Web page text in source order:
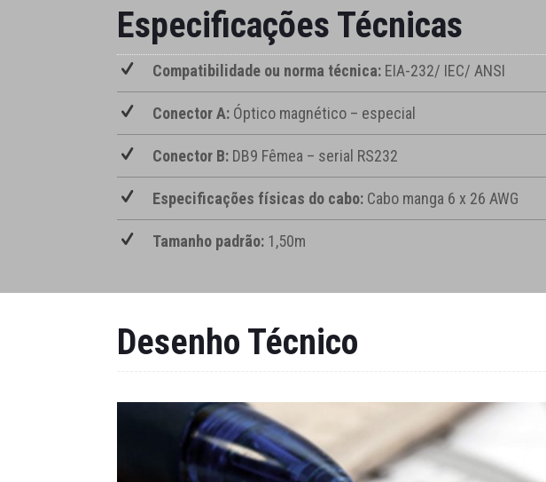
Especificações Técnicas
Compatibilidade ou norma técnica: EIA-232/ IEC/ ANSI
Conector A: Óptico magnético – especial
Conector B: DB9 Fêmea – serial RS232
Especificações físicas do cabo: Cabo manga 6 x 26 AWG
Tamanho padrão: 1,50m
Desenho Técnico